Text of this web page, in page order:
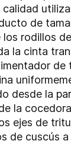
de
rodillos
la cinta
de
desde la
la
ejes de
de cuscús